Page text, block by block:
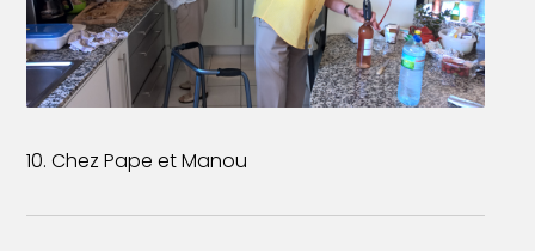
10. Chez Pape et Manou